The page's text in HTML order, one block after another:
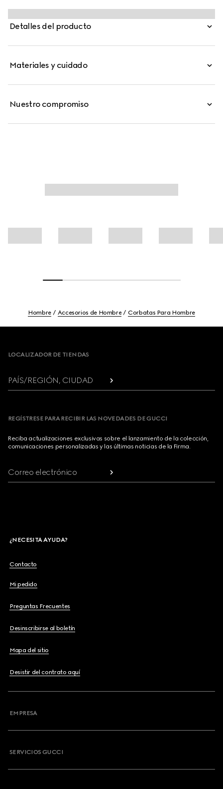
inspiradas en la moda urbana se combinan en una
selección de accesorios delicados. Esta elegante corbata
está confeccionada en jacquard de seda negra y exhibe
Detalles del producto
Materiales y cuidado
Nuestro compromiso
Hombre Accesorios de Hombre Corbatas Para Hombre
LOCALIZADOR DE TIENDAS
PAÍS/REGIÓN, CIUDAD
REGÍSTRESE PARA RECIBIR LAS NOVEDADES DE GUCCI
Reciba actualizaciones exclusivas sobre el lanzamiento de la colección,
comunicaciones personalizadas y las últimas noticias de la Firma.
Correo electrónico
¿NECESITA AYUDA?
Contacto
Mi pedido
Preguntas Frecuentes
Desinscribirse al boletín
Mapa del sitio
Desistir del contrato aquí
EMPRESA
SERVICIOS GUCCI